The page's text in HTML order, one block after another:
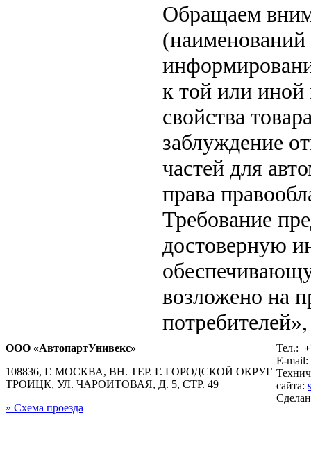
Обращаем
(наименований
к той или иной
свойства
заблуждение
частей для
права
Требование
достоверную
возложено на
ООО «АвтопартУнивекс»
108836, Г. МОСКВА, ВН. ТЕР. Г. ГОРОДСКОЙ ОКРУГ
ТРОИЦК, УЛ. ЧАРОИТОВАЯ, Д. 5, СТР. 49
» Схема проезда
Тел.:
E-mail:
сайта: